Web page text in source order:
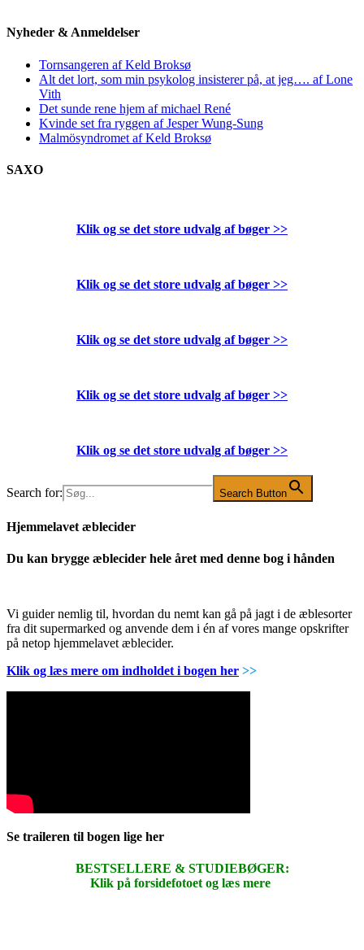
Nyheder & Anmeldelser
Tornsangeren af Keld Broksø
Alt det lort, som min psykolog insisterer på, at jeg…. af Lone
Vith
Det sunde rene hjem af michael René
Kvinde set fra ryggen af Jesper Wung-Sung
Malmösyndromet af Keld Broksø
SAXO
Klik og se det store udvalg af bøger >>
Klik og se det store udvalg af bøger >>
Klik og se det store udvalg af bøger >>
Klik og se det store udvalg af bøger >>
Klik og se det store udvalg af bøger >>
Search for: Search Button
Hjemmelavet æblecider
Du kan brygge æblecider hele året med denne bog i hånden
Vi guider nemlig til, hvordan du nemt kan gå på jagt i de æblesorter
fra dit supermarked og anvende dem i én af vores mange opskrifter
på netop hjemmelavet æblecider.
Klik og læs mere om indholdet i bogen her >>
Se traileren til bogen lige her
BESTSELLERE & STUDIEBØGER:
Klik på forsidefotoet og læs mere